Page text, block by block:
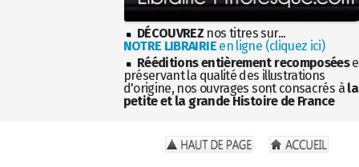
DÉCOUVREZ nos titres sur...
NOTRE LIBRAIRIEen ligne (cliquez ici)
Rééditions entièrement recomposées
préservant la qualité des illustrations
d'origine, nos ouvrages sont consacrés à la
petite et la grande Histoire de France